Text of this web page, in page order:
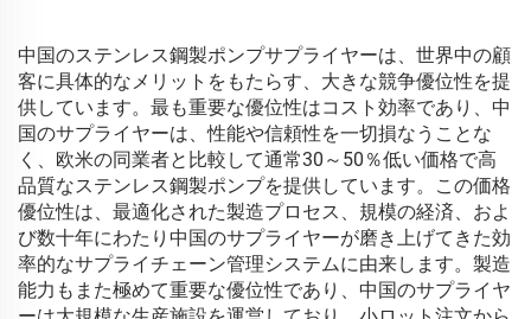
中国のステンレス鋼製ポンプサプライヤーは、世界中の顧
客に具体的なメリットをもたらす、大きな競争優位性を提
供しています。最も重要な優位性はコスト効率であり、中
国のサプライヤーは、性能や信頼性を一切損なうことな
く、欧米の同業者と比較して通常30～50％低い価格で高
品質なステンレス鋼製ポンプを提供しています。この価格
優位性は、最適化された製造プロセス、規模の経済、およ
び数十年にわたり中国のサプライヤーが磨き上げてきた効
率的なサプライチェーン管理システムに由来します。製造
能力もまた極めて重要な優位性であり、中国のサプライヤ